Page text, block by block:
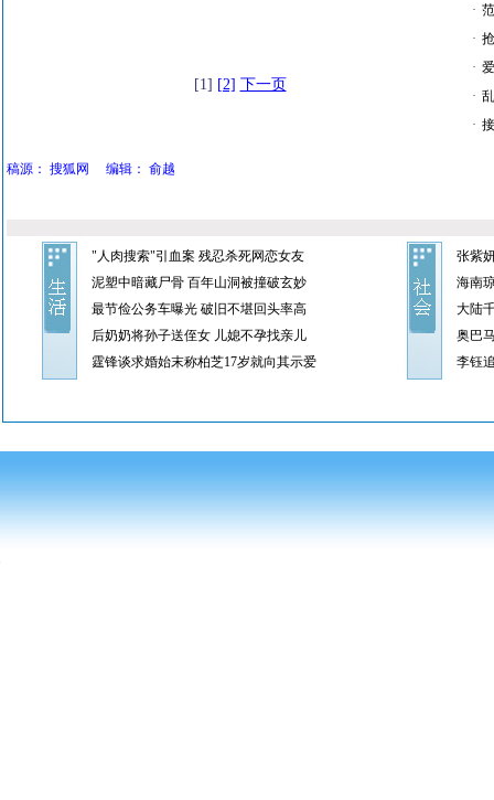
[1] [2] 下一页
·
·
·
·
·
稿源： 搜狐网 编辑： 俞越
"人肉搜索"引血案 残忍杀死网恋女友
泥塑中暗藏尸骨 百年山洞被撞破玄妙
最节俭公务车曝光 破旧不堪回头率高
后奶奶将孙子送侄女 儿媳不孕找亲儿
霆锋谈求婚始末称柏芝17岁就向其示爱
张紫
海南
大陆
奥巴
李钰